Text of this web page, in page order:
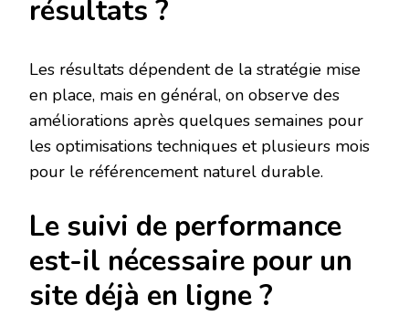
résultats ?
Les résultats dépendent de la stratégie mise
en place, mais en général, on observe des
améliorations après quelques semaines pour
les optimisations techniques et plusieurs mois
pour le référencement naturel durable.
Le suivi de performance
est-il nécessaire pour un
site déjà en ligne ?